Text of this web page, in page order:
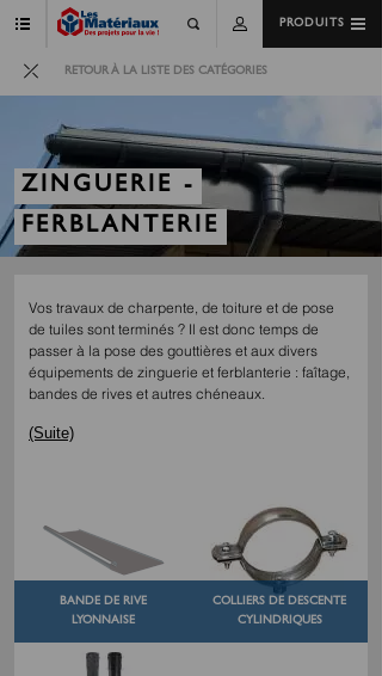
PRODUITS
RETOUR À LA LISTE DES CATÉGORIES
ZINGUERIE -
FERBLANTERIE
Vos travaux de charpente, de toiture et de pose
de tuiles sont terminés ? Il est donc temps de
passer à la pose des gouttières et aux divers
équipements de zinguerie et ferblanterie : faîtage,
bandes de rives et autres chéneaux.
(Suite)
BANDE DE RIVE
LYONNAISE
COLLIERS DE DESCENTE
CYLINDRIQUES